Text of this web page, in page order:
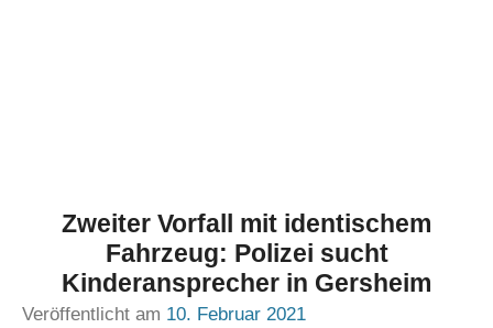
Zweiter Vorfall mit identischem
Fahrzeug: Polizei sucht
Kinderansprecher in Gersheim
Veröffentlicht am 10. Februar 2021